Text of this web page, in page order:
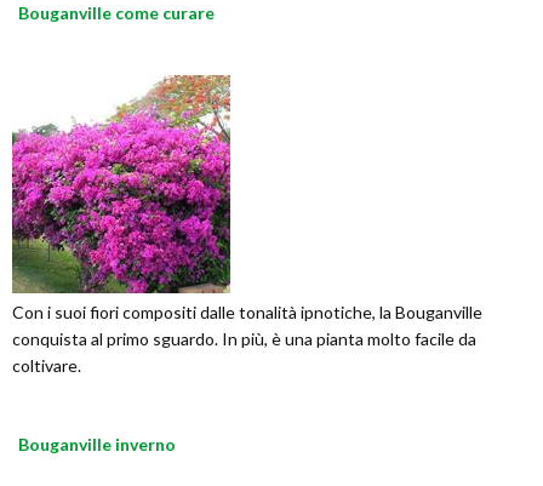
Bouganville come curare
Con i suoi fiori compositi dalle tonalità ipnotiche, la Bouganville
conquista al primo sguardo. In più, è una pianta molto facile da
coltivare.
Bouganville inverno